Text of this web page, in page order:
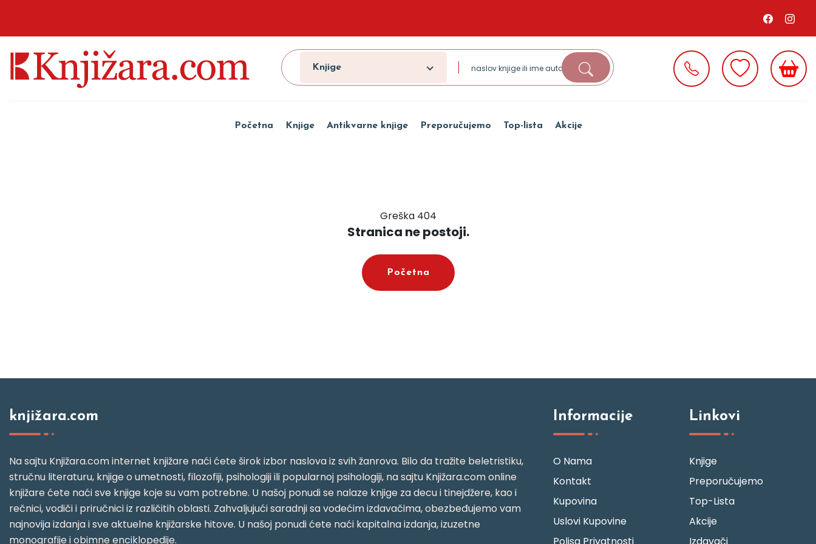
Knjige
Početna Knjige Antikvarne knjige Preporučujemo Top-lista Akcije
Greška 404
Stranica ne postoji.
Početna
knjižara.com
Na sajtu Knjižara.com internet knjižare naći ćete širok izbor naslova iz svih žanrova. Bilo da tražite beletristiku,
stručnu literaturu, knjige o umetnosti, filozofiji, psihologiji ili popularnoj psihologiji, na sajtu Knjižara.com online
knjižare ćete naći sve knjige koje su vam potrebne. U našoj ponudi se nalaze knjige za decu i tinejdžere, kao i
rečnici, vodiči i priručnici iz različitih oblasti. Zahvaljujući saradnji sa vodećim izdavačima, obezbeđujemo vam
najnovija izdanja i sve aktuelne knjižarske hitove. U našoj ponudi ćete naći kapitalna izdanja, izuzetne
monografije i obimne enciklopedije.
Informacije
O Nama
Kontakt
Kupovina
Uslovi Kupovine
Linkovi
Knjige
Preporučujemo
Top-Lista
Akcije